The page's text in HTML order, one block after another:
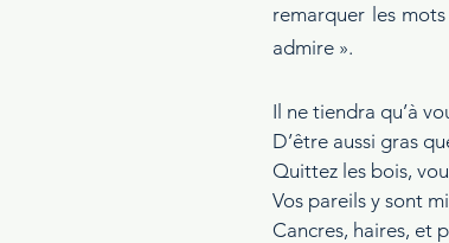
remarquer les
admire ».
Il ne tiendra qu’à
D’être aussi gras
Quittez les bois,
Vos pareils y sont
Cancres, haires, et